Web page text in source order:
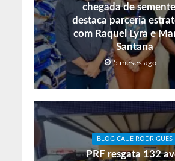
chegada de
destaca parceria
com Raquel Lyra e
Santana
5 meses ago
BLOG CAUE RODRIGUES
PRF resgata 132